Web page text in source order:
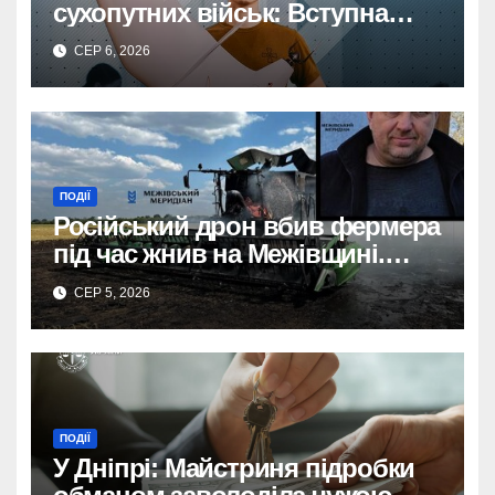
сухопутних військ: Вступна
кампанія до 1 вересня!
СЕР 6, 2026
ПОДІЇ
Російський дрон вбив фермера
під час жнив на Межівщині.
Трагедія.
СЕР 5, 2026
ПОДІЇ
У Дніпрі: Майстриня підробки